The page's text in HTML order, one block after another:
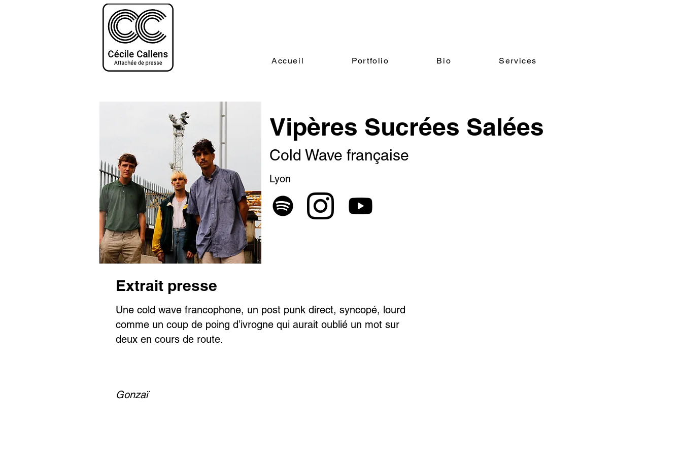
Accueil Portfolio Bio Services
Vipères Sucrées Salées
Cold Wave française
Lyon
Extrait presse
Une cold wave francophone, un post punk direct, syncopé, lourd
comme un coup de poing d’ivrogne qui aurait oublié un mot sur
deux en cours de route.
Gonzaï